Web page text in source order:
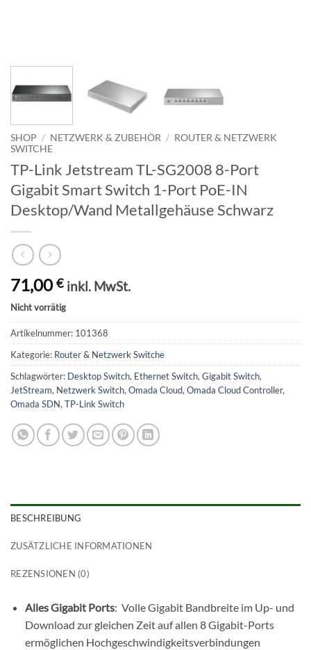
SHOP / NETZWERK & ZUBEHÖR / ROUTER & NETZWERK
SWITCHE
TP-Link Jetstream TL-SG2008 8-Port
Gigabit Smart Switch 1-Port PoE-IN
Desktop/Wand Metallgehäuse Schwarz
71,00€ inkl. MwSt.
Nicht vorrätig
Artikelnummer: 101368
Kategorie: Router & Netzwerk Switche
Schlagwörter: Desktop Switch, Ethernet Switch, Gigabit Switch,
JetStream, Netzwerk Switch, Omada Cloud, Omada Cloud Controller,
Omada SDN, TP-Link Switch
BESCHREIBUNG
ZUSÄTZLICHE INFORMATIONEN
REZENSIONEN (0)
Alles Gigabit Ports: Volle Gigabit Bandbreite im Up- und
Download zur gleichen Zeit auf allen 8 Gigabit-Ports
ermöglichen Hochgeschwindigkeitsverbindungen